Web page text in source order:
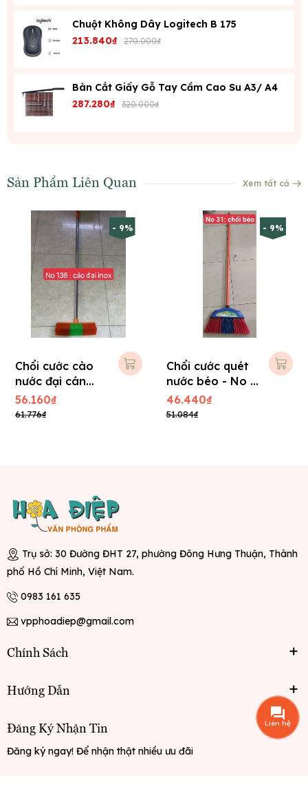
Chuột Không Dây Logitech B 175
213.840₫ 270.000₫
Bàn Cắt Giấy Gỗ Tay Cầm Cao Su A3/ A4
287.280₫ 320.000₫
Sản Phẩm Liên Quan Xem tất cả
- 9%
Chổi cước cào
nước đại cán
Inox No : 138
56.160₫
61.776₫
- 9%
Chổi cước quét
nước béo - No :
31
46.440₫
51.084₫
Trụ sở: 30 Đường ĐHT 27, phường Đông Hưng Thuận, Thành
phố Hồ Chí Minh, Việt Nam.
0983 161 635
vpphoadiep@gmail.com
Chính Sách
Hướng Dẫn
Đăng Ký Nhận Tin
Đăng ký ngay! Để nhận thật nhiều ưu đãi
Liên hệ